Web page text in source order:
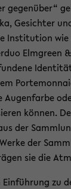
ge­gen­über“
Ge­sich­ter
In­sti­tu­ti­on
Au­gen­far­be
kön­nen.
der
der
sie die
Ein­füh­rung zu